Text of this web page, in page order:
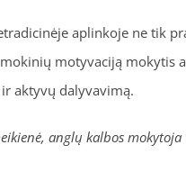
aplinkoje ne tik
motyvaciją mokytis
aktyvų dalyvavimą.
anglų kalbos mokytoja